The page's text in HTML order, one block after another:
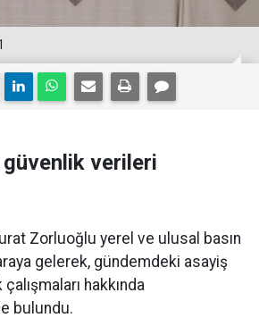
güvenlik verileri
Zorluoğlu yerel ve ulusal basın
gelerek, gündemdeki asayiş
hakkında
bulundu.